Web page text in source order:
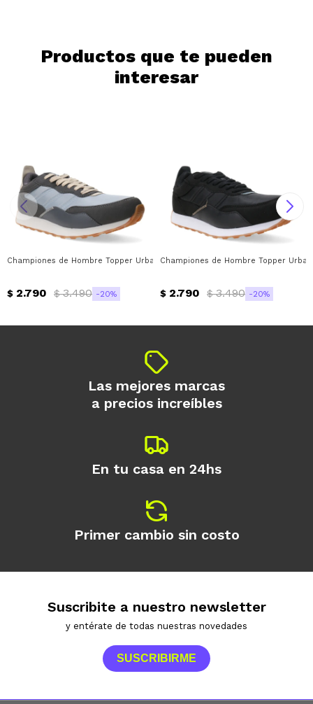
Productos que te pueden
interesar
Championes de Hombre Topper Urbano Temple Topper - Gris - Magenta
$ 2.790 $ 3.490 20
Championes de Hombre Topper
$ 2.790 $ 3.490 20
Las mejores marcas
a precios increíbles
En tu casa en 24hs
Primer cambio sin costo
Suscribite a nuestro newsletter
y entérate de todas nuestras novedades
SUSCRIBIRME